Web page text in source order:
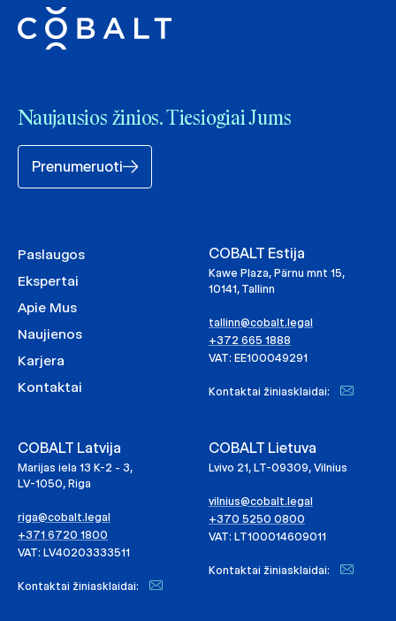
Naujausios žinios. Tiesiogiai Jums
Prenumeruoti
Paslaugos
Ekspertai
Apie Mus
Naujienos
Karjera
Kontaktai
COBALT Estija
Kawe Plaza, Pärnu mnt 15,
10141, Tallinn
tallinn@cobalt.legal
+372 665 1888
VAT: EE100049291
Kontaktai žiniasklaidai:
COBALT Latvija
Marijas iela 13 K-2 - 3,
LV-1050, Riga
riga@cobalt.legal
+371 6720 1800
VAT: LV40203333511
Kontaktai žiniasklaidai:
COBALT Lietuva
Lvivo 21, LT-09309, Vilnius
vilnius@cobalt.legal
+370 5250 0800
VAT: LT100014609011
Kontaktai žiniasklaidai: